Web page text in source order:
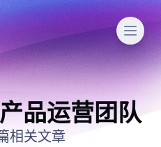
品运营团队
相关文章